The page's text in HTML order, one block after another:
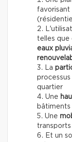
favorisant
telles que
eaux
La
quartier
Une
bâtiments
Une
Et un